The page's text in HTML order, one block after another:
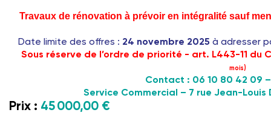
Travaux de rénovation à prévoir en intégralité sauf
Date limite des offres : 24 novembre 2025 à adresser
Sous réserve de l’ordre de priorité - art. L443-11 du
mois)
Contact : 06 10 80 42 09
Service Commercial – 7 rue Jean-
Prix : 45 000,00 €